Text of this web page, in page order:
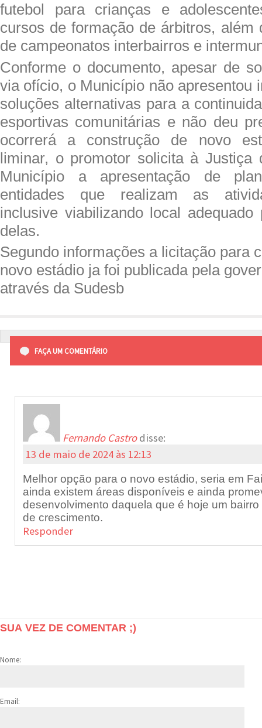
futebol para crianças e
cursos de formação de árbitros, além
de campeonatos interbairros e
Conforme o documento, apesar de
via ofício, o Município não apresentou
soluções alternativas para a
esportivas comunitárias e não deu
ocorrerá a construção de novo
liminar, o promotor solicita à Justiça
Município a apresentação de
entidades que realizam as
inclusive viabilizando local
delas.
Segundo informações a licitação para
novo estádio ja foi publicada pela
através da Sudesb
FAÇA UM COMENTÁRIO
Fernando Castro disse:
13 de maio de 2024 às 12:13
Melhor opção para o novo estádio, seria em
ainda existem áreas disponíveis e ainda
desenvolvimento daquela que é hoje um
de crescimento.
Responder
SUA VEZ DE COMENTAR ;)
Nome:
Email: